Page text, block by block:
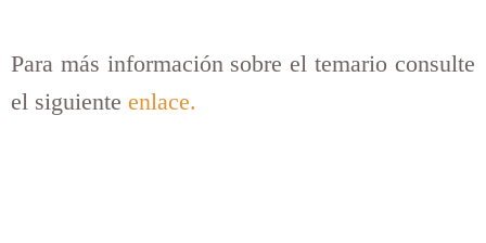
Para más información sobre el temario consulte
el siguiente enlace.